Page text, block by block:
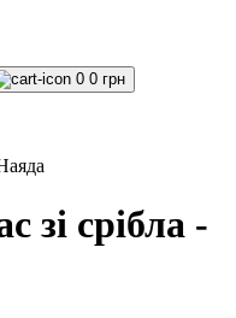
0 0 грн
зі срібла -